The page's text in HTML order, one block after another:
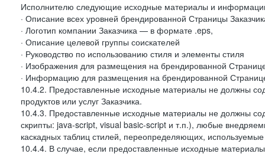
Исполнителю следующие исходные материалы и
· Описание всех уровней брендированной Страницы
· Логотип компании Заказчика — в формате .eps,
· Описание целевой группы соискателей
· Руководство по использованию стиля и элементы стиля
· Изображения для размещения на брендированной
· Информацию для размещения на брендированной
10.4.2. Предоставленные исходные материалы не должны
продуктов или услуг Заказчика.
10.4.3. Предоставленные исходные материалы не должны
скрипты: java-script, visual basic-script и т.п.), любые
каскадных таблиц стилей, переопределяющих,
10.4.4. В случае, если предоставленные исходные